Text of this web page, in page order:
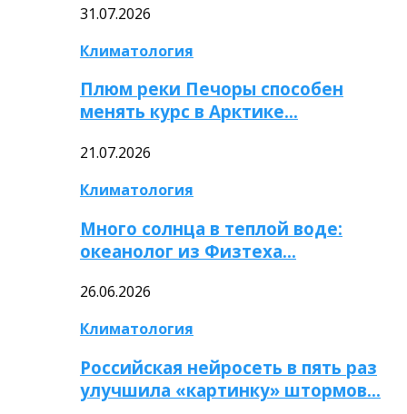
31.07.2026
Климатология
Плюм реки Печоры способен
менять курс в Арктике…
21.07.2026
Климатология
Много солнца в теплой воде:
океанолог из Физтеха…
26.06.2026
Климатология
Российская нейросеть в пять раз
улучшила «картинку» штормов…